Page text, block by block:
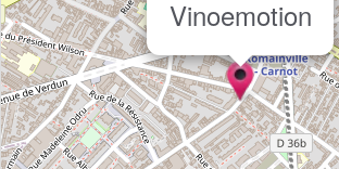
Vinoemotion